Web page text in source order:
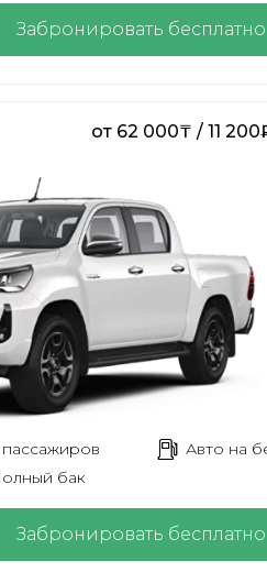
Забронировать бесплатно
Забронировать бесплатно
от 62 000₸ / 11
Авто на
пассажиров
бак